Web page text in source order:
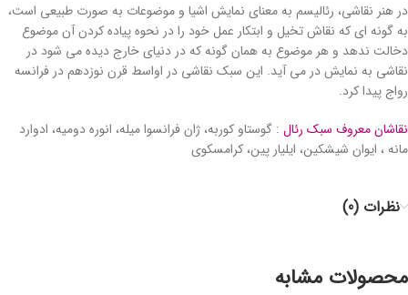
در هنر نقاشی، رئالیسم به معنای نمایش اشیا و موضوعات به صورت طبیعی است،
به گونه ای که نقاش تخیل و ابتکار عمل خود را در نحوه پیاده کردن آن موضوع
دخالت ندهد و هر موضوع به همان گونه که در دنیای خارج دیده می شود در
نقاشی به نمایش در می آید. این سبک نقاشی در اواسط قرن نوزدهم در فرانسه
رواج پیدا کرد.
نقاشان معروف سبک رئال : گوستاو کوربه، ژان فرانسوا میله، انوره دومیه، ادوارد
مانه ، ایوان شیشکین، ایلیار پین، کرامسکوی
نظرات (0)
محصولات مشابه